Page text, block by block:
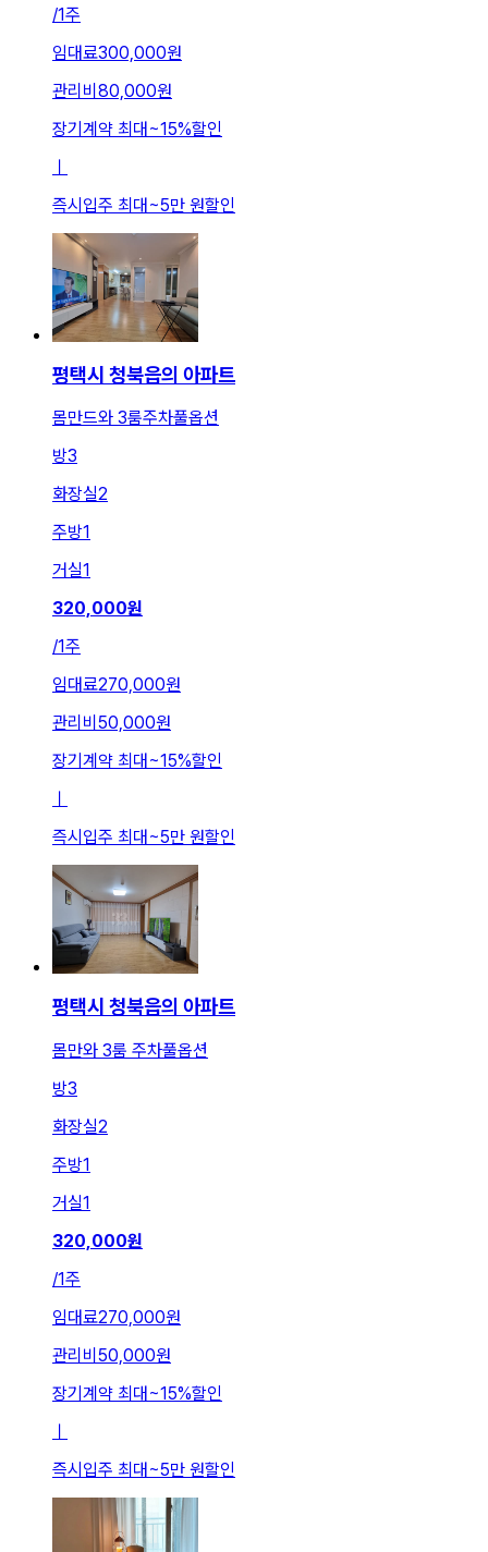
/1주
임대료300,000원
관리비 80,000원
장기계약 최대~15%할인
ㅣ
즉시입주 최대~5만 원할인
평택시 청북읍의 아파트
몸만드와 3룸주차풀옵션
방3
화장실2
주방1
거실1
320,000원
/1주
임대료270,000원
관리비 50,000원
장기계약 최대 ~15%할인
즉시입주 최대 ~5만 원할인
평택시 청북읍의 아파트
몸만와 3룸 주차풀옵션
방3
화장실2
주방1
거실1
320,000원
/1주
임대료270,000원
관리비 50,000원
장기계약 최대~15%할인
ㅣ
즉시입주 최대~5만 원할인